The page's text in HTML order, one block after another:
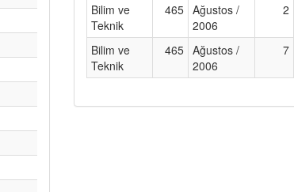
Bilim ve
Teknik
465 Ağustos /
2006
2
Bilim ve
Teknik
465 Ağustos /
2006
7